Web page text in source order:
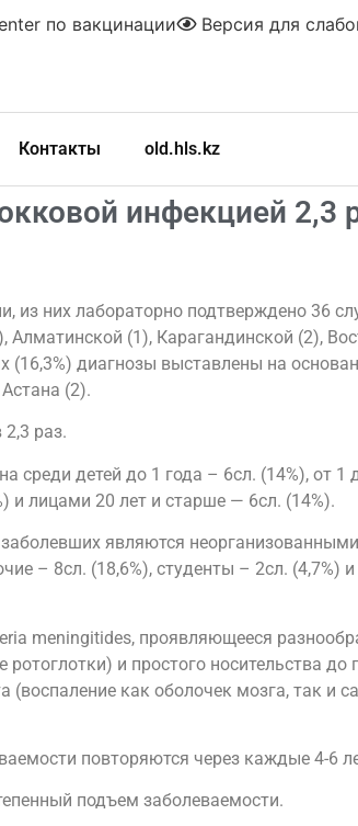
Версия для
по вакцинации
Контакты old.hls.kz
инфекцией 2,3
из них лабораторно подтверждено 36
(1), Карагандинской (2),
диагнозы выставлены на
(2).
раз.
среди детей до 1 года – 6сл. (14%), от 1
и лицами 20 лет и старше — 6сл. (14%).
являются
– 8сл. (18,6%), студенты – 2сл. (4,7%)
meningitides, проявляющееся
и простого носительства до
как оболочек мозга, так и
повторяются через каждые 4-6
подъем заболеваемости.